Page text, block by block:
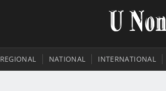
REGIONAL NATIONAL INTERNATIONAL